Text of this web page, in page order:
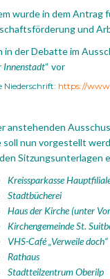
wurde in dem Antrag
und
in der Debatte im
Innenstadt“ vor
Niederschrift: https://
anstehenden
soll nun vorgestellt
Sitzungsunterlagen
Kreissparkasse
Stadtbücherei
Haus der Kirche (unter
Kirchengemeinde St.
VHS-Café „Verweile doch“
Rathaus
Stadtteilzentrum Oberilp